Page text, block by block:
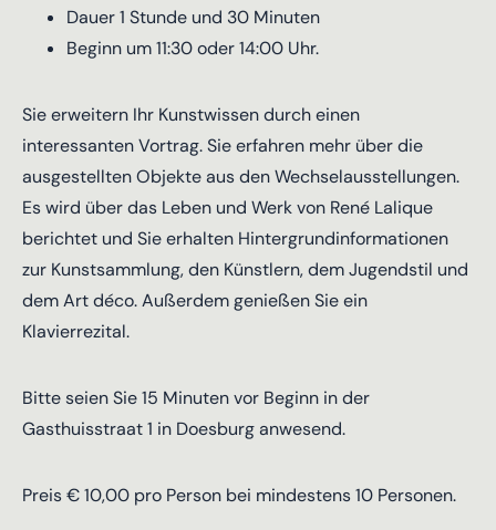
Dauer 1 Stunde und 30 Minuten
Beginn um 11:30 oder 14:00 Uhr.
Sie erweitern Ihr Kunstwissen durch einen
interessanten Vortrag. Sie erfahren mehr über die
ausgestellten Objekte aus den Wechselausstellungen.
Es wird über das Leben und Werk von René Lalique
berichtet und Sie erhalten Hintergrundinformationen
zur Kunstsammlung, den Künstlern, dem Jugendstil und
dem Art déco. Außerdem genießen Sie ein
Klavierrezital.
Bitte seien Sie 15 Minuten vor Beginn in der
Gasthuisstraat 1 in Doesburg anwesend.
Preis € 10,00 pro Person bei mindestens 10 Personen.